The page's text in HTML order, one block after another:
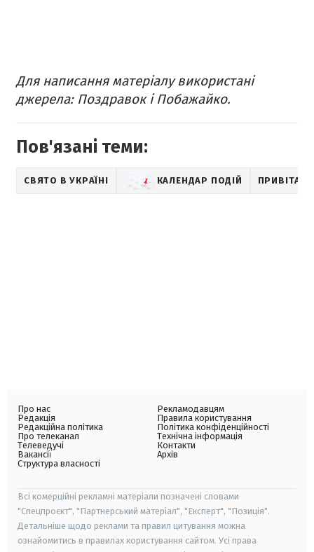
Для написання матеріалу використані
джерела: Поздравок і Побажайко.
Пов'язані теми:
СВЯТО В УКРАЇНІ КАЛЕНДАР ПОДІЙ
Про нас
Редакція
Редакційна політика
Про телеканал
Телеведучі
Вакансії
Структура власності
Рекламодавцям
Правила користування
Політика конфіденційності
Технічна інформація
Контакти
Архів
Всі комерційні рекламні матеріали позначені словами
"Спецпроєкт", "Партнерський матеріал", "Експерт", "Позиція".
Детальніше щодо реклами та правил цитування можна
ознайомитись в правилах користування сайтом. Усі права